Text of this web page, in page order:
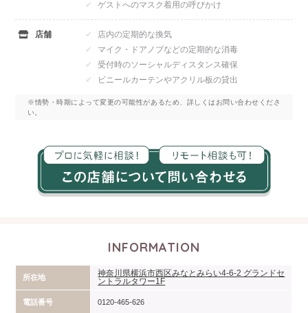
ゲストへのマスク着用の呼びかけ
店舗
店内の定期的な換気
マイク・ドアノブなどの定期的な消毒
受付時のソーシャルディスタンス確保
ビニールカーテンやアクリル板の貸出
※情勢・時期によって変更の可能性があるため、詳しくはお問い合わせくださ
い。
INFORMATION
所在地
神奈川県横浜市西区みなとみらい4-6-2 グランドセ
ントラルタワー1F
電話番号 0120-465-626